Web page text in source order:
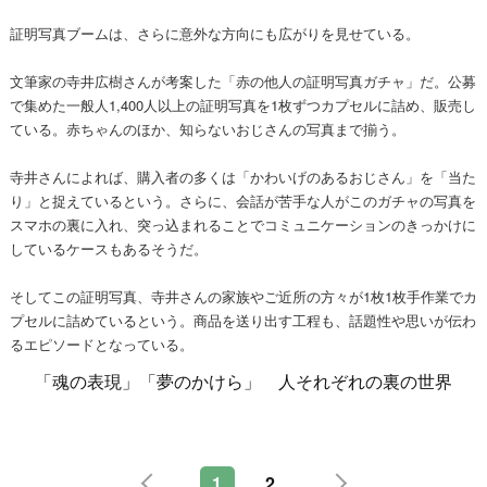
証明写真ブームは、さらに意外な方向にも広がりを見せている。
文筆家の寺井広樹さんが考案した「赤の他人の証明写真ガチャ」だ。公募
で集めた一般人1,400人以上の証明写真を1枚ずつカプセルに詰め、販売し
ている。赤ちゃんのほか、知らないおじさんの写真まで揃う。
寺井さんによれば、購入者の多くは「かわいげのあるおじさん」を「当た
り」と捉えているという。さらに、会話が苦手な人がこのガチャの写真を
スマホの裏に入れ、突っ込まれることでコミュニケーションのきっかけに
しているケースもあるそうだ。
そしてこの証明写真、寺井さんの家族やご近所の方々が1枚1枚手作業でカ
プセルに詰めているという。商品を送り出す工程も、話題性や思いが伝わ
るエピソードとなっている。
「魂の表現」「夢のかけら」 人それぞれの裏の世界